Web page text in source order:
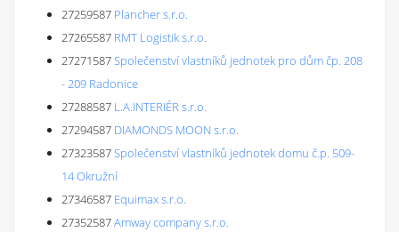
27259587 Plancher s.r.o.
27265587 RMT Logistik s.r.o.
27271587Společenství vlastníků jednotek pro dům čp. 208
- 209 Radonice
27288587 L.A.INTERIÉR s.r.o.
27294587 DIAMONDS MOON s.r.o.
27323587Společenství vlastníků jednotek domu č.p. 509-
14 Okružní
27346587 Equimax s.r.o.
27352587Amway company s.r.o.